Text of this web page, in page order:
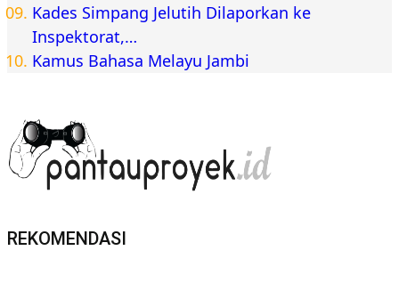
Kades Simpang Jelutih Dilaporkan ke
Inspektorat,…
Kamus Bahasa Melayu Jambi
REKOMENDASI